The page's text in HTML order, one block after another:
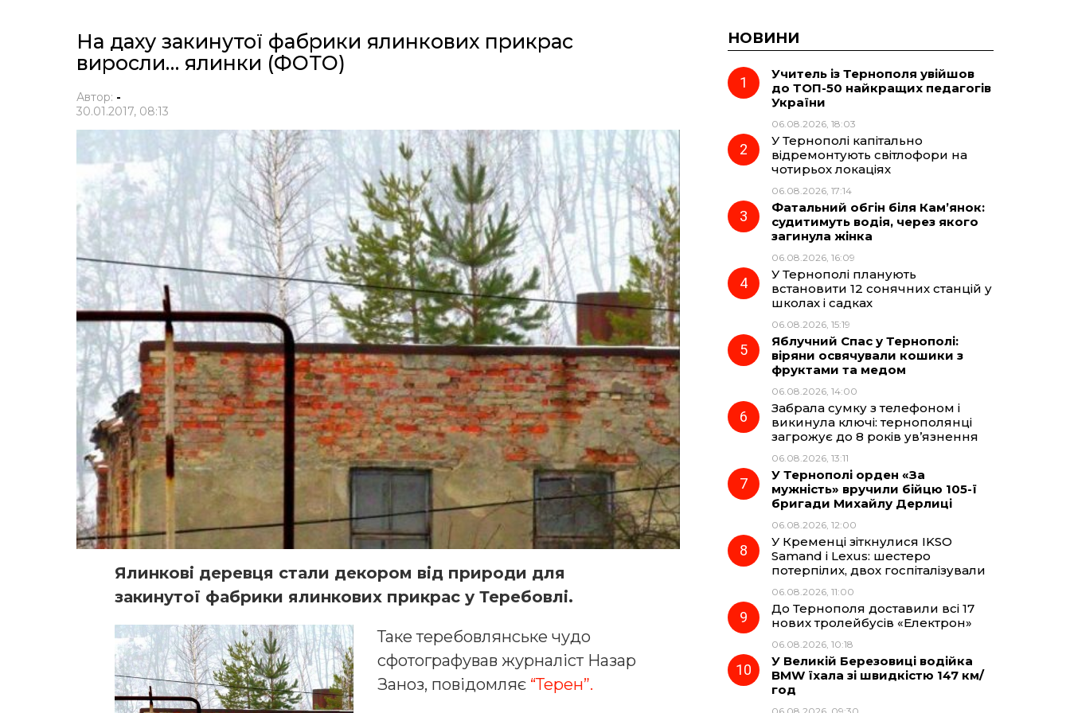
На даху закинутої фабрики ялинкових прикрас
виросли… ялинки (ФОТО)
Автор: -
30.01.2017, 08:13
Ялинкові деревця стали декором від природи для
закинутої фабрики ялинкових прикрас у Теребовлі.
Таке теребовлянське чудо
сфотографував журналіст Назар
Заноз, повідомляє “Терен”.
НОВИНИ
Учитель із Тернополя увійшов
до ТОП-50 найкращих педагогів
України
06.08.2026, 18:03
У Тернополі капітально
відремонтують світлофори на
чотирьох локаціях
06.08.2026, 17:14
Фатальний обгін біля Кам’янок:
судитимуть водія, через якого
загинула жінка
06.08.2026, 16:09
У Тернополі планують
встановити 12 сонячних станцій у
школах і садках
06.08.2026, 15:19
Яблучний Спас у Тернополі:
віряни освячували кошики з
фруктами та медом
06.08.2026, 14:00
Забрала сумку з телефоном і
викинула ключі: тернополянці
загрожує до 8 років ув’язнення
06.08.2026, 13:11
У Тернополі орден «За
мужність» вручили бійцю 105-ї
бригади Михайлу Дерлиці
06.08.2026, 12:00
У Кременці зіткнулися IKSO
Samand і Lexus: шестеро
потерпілих, двох госпіталізували
06.08.2026, 11:00
До Тернополя доставили всі 17
нових тролейбусів «Електрон»
06.08.2026, 10:18
У Великій Березовиці водійка
BMW їхала зі швидкістю 147 км/
год